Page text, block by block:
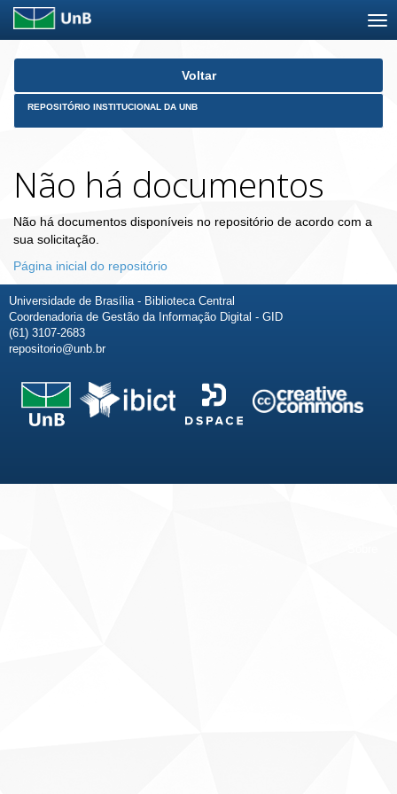
Skip
Voltar
REPOSITÓRIO INSTITUCIONAL DA UNB
Não há documentos
Não há documentos disponíveis no repositório de acordo com a
sua solicitação.
Página inicial do repositório
Universidade de Brasília - Biblioteca Central
Coordenadoria de Gestão da Informação Digital - GID
(61) 3107-2683
repositorio@unb.br